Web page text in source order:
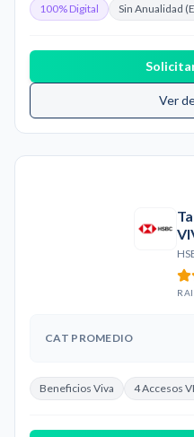
100% Digital Sin Anualidad
Ver
CAT PROMEDIO
Beneficios Viva 4 Accesos